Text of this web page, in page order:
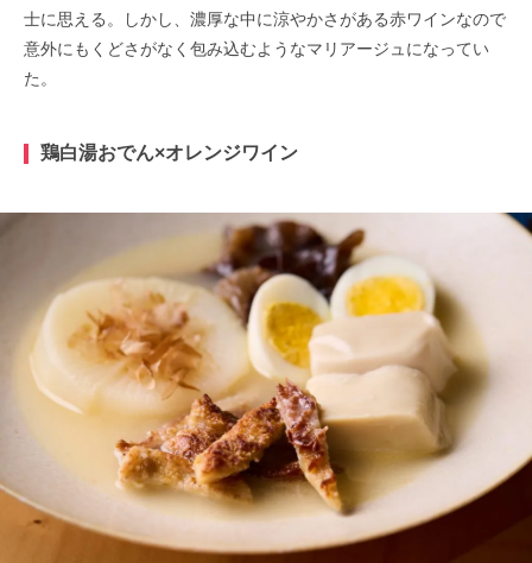
士に思える。しかし、濃厚な中に涼やかさがある赤ワインなので
意外にもくどさがなく包み込むようなマリアージュになってい
た。
鶏白湯おでん×オレンジワイン